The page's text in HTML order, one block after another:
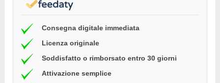
Consegna digitale immediata
Licenza originale
Soddisfatto o rimborsato entro 30 giorni
Attivazione semplice